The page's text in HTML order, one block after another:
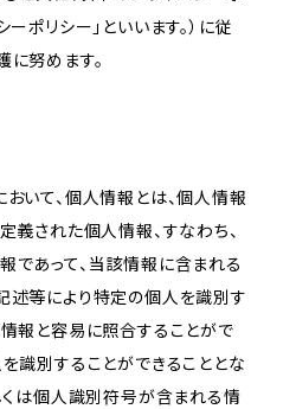
ーポリシー」といいます。）に従
努めます。
いて、個人情報とは、個人情報
義された個人情報、すなわち、
であって、当該情報に含まれる
述等により特定の個人を識別す
報と容易に照合することがで
識別することができることとな
くは個人識別符号が含まれる情